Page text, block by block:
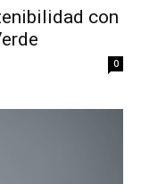
con
0